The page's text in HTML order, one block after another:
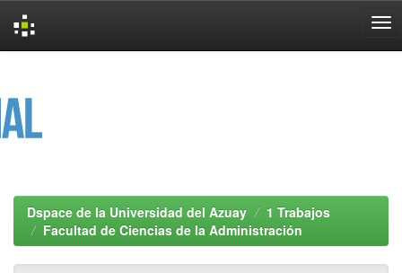
Dspace de la Universidad del Azuay
1 Trabajos
Facultad de Ciencias de la Administración